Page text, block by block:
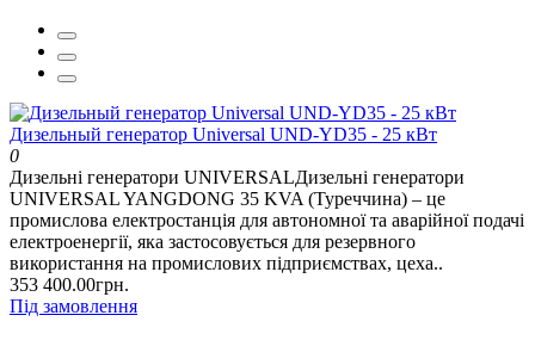
Дизельный генератор Universal UND-YD35 - 25 кВт
0
Дизельні генератори UNIVERSALДизельні генератори
UNIVERSAL YANGDONG 35 KVA (Туреччина) – це
промислова електростанція для автономної та аварійної подачі
електроенергії, яка застосовується для резервного
використання на промислових підприємствах, цеха..
353 400.00грн.
Під замовлення